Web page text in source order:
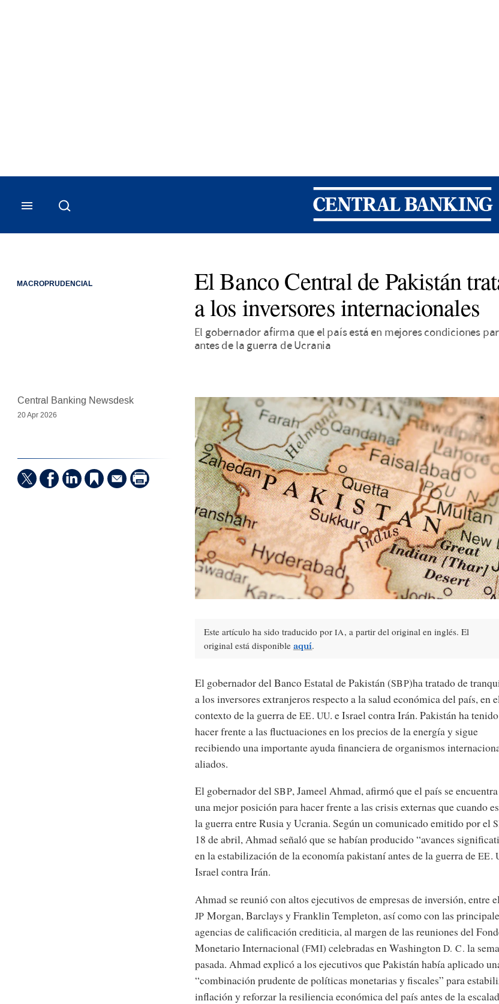
Central Banking
MACROPRUDENCIAL
El Banco Central de Pakistán
a los inversores internacionales
El gobernador afirma que el país está en mejores condiciones
antes de la guerra de Ucrania
Central Banking Newsdesk
20 Apr 2026
Este artículo ha sido traducido por IA, a partir del original en inglés. El
original está disponible aquí.
El gobernador del Banco Estatal de Pakistán (SBP)ha tratado de
a los inversores extranjeros respecto a la salud económica del país, en
contexto de la guerra deEE. UU. e Israel contra Irán. Pakistán ha
hacer frente a las fluctuaciones en los precios de la energía y sigue
recibiendo una importante ayuda financiera de organismos
aliados.
El gobernador delSBP, Jameel Ahmad, afirmó que el país se
una mejor posición para hacer frente a las crisis externas que cuando
la guerra entre Rusia y Ucrania. Según un comunicado emitido por el
18 de abril, Ahmad señaló que se habían producido “avances
en la estabilización de la economía pakistaní antes de la guerra deEE.
Israel contra Irán.
Ahmad se reunió con altos ejecutivos de empresas de inversión, entre
JP Morgan, Barclays y Franklin Templeton, así como con las
agencias de calificación crediticia, al margen de las reuniones del
Monetario Internacional (FMI) celebradas en Washington D. C. la
pasada. Ahmad explicó a los ejecutivos que Pakistán había aplicado
“combinación prudente de políticas monetarias y fiscales” para
inflación y reforzar la resiliencia económica del país antes de la